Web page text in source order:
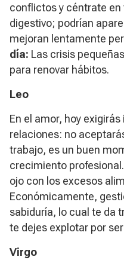
conflictos y céntrate
digestivo; podrían
mejoran lentamente
día: Las crisis
para renovar hábitos.
Leo
En el amor, hoy
relaciones: no
trabajo, es un buen
crecimiento
ojo con los excesos
Económicamente,
sabiduría, lo cual te da
te dejes explotar por
Virgo